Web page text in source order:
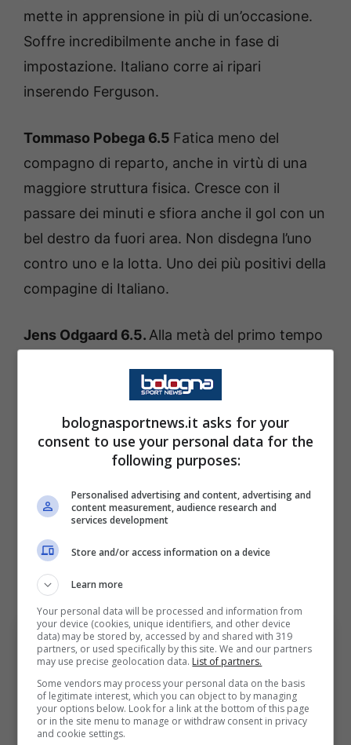
mette in apprensione in più di un’occasione.
Soffre incredibilmente anche in fase di
impostazione. Italiano corre ai ripari
inserendo Ferguson.
Tommaso Pobega 6.5 Fatica meno del
compagno di reparto, anche in virtù di una
maggiore struttura fisica. Cresce con il
passare dei minuti e sfiora anche il gol con un
bel destro da fuori area. Non disdegna l’uno
contro uno e la lotta. Uno dei più positivi della
compagine di Italiano.
Jens Odgaard 6.5. Alla metà del primo tempo
Marusic, tuttavia scarta la carta troppo
Rimedia pochi istanti più tardi facendosi
trovare pronto e spingendo in porta
aumenta il ritmo, diventando provvidenziale
in fase di sviluppo di gioco. Una sua giocata
in extremis confeziona un’occasione non
capitalizzata da Ferguson.
bolognasportnews.it asks for your
consent to use your personal data for the
following purposes:
Personalised advertising and content, advertising and
content measurement, audience research and
services development
Store and/or access information on a device
Learn more
Your personal data will be processed and information from
your device (cookies, unique identifiers, and other device
data) may be stored by, accessed by and shared with 319
partners, or used specifically by this site. We and our partners
may use precise geolocation data. List of partners.
Some vendors may process your personal data on the basis
of legitimate interest, which you can object to by managing
your options below. Look for a link at the bottom of this page
or in the site menu to manage or withdraw consent in privacy
and cookie settings.